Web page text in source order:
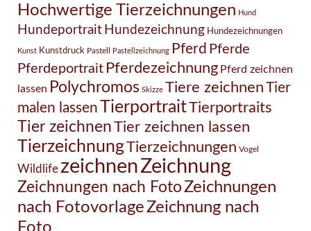
Hochwertige Tierzeichnungen Hund
Hundeportrait Hundezeichnung Hundezeichnungen
Kunst Kunstdruck Pastell Pastellzeichnung Pferd Pferde
Pferdeportrait Pferdezeichnung Pferd zeichnen
lassen Polychromos Skizze Tiere zeichnenTier
malen lassenTierportraitTierportraits
Tier zeichnenTier zeichnen lassen
TierzeichnungTierzeichnungen Vogel
Wildlife zeichnenZeichnung
Zeichnungen nach FotoZeichnungen
nach FotovorlageZeichnung nach
Foto